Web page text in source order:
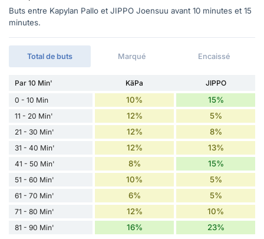
Buts entre Kapylan Pallo et JIPPO Joensuu avant 10 minutes et 15
minutes.
Total de buts Marqué Encaissé
Par 10 Min' KäPa
JIPPO
0 - 10 Min
10% 15%
11 - 20 Min' 12% 5%
21 - 30 Min' 12% 8%
31 - 40 Min' 12% 13%
41 - 50 Min' 8% 15%
51 - 60 Min' 10% 5%
61 - 70 Min' 6% 5%
71 - 80 Min' 12% 10%
81 - 90 Min' 16% 23%